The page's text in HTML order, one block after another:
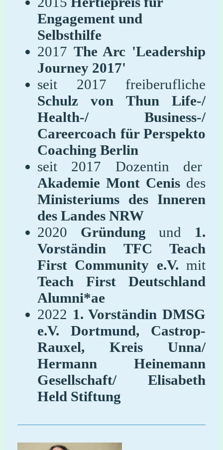
Engagement und
Selbsthilfe
2017 The Arc 'Leadership
Journey 2017'
seit 2017 freiberufliche
Schulz von Thun Life-/
Health-/ Business-/
Careercoach für Perspekto
Coaching Berlin
seit 2017 Dozentin der
Akademie Mont Cenis des
Ministeriums des Inneren
des Landes NRW
2020 Gründung und 1.
Vorständin TFC Teach
First Community e.V. mit
Teach First Deutschland
Alumni*ae
2022 1. Vorständin DMSG
e.V. Dortmund, Castrop-
Rauxel, Kreis Unna/
Hermann Heinemann
Gesellschaft/ Elisabeth
Held Stiftung